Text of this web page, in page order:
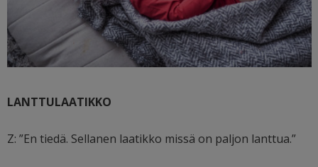
LANTTULAATIKKO
Z: ”En tiedä. Sellanen laatikko missä on paljon lanttua.”